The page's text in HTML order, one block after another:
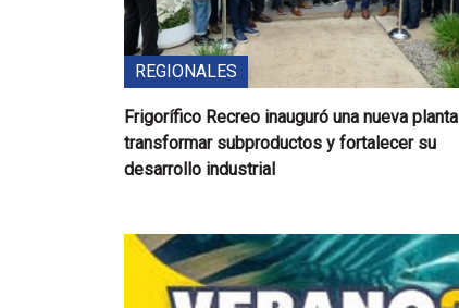
REGIONALES
Frigorífico Recreo inauguró una nueva
transformar subproductos y fortalecer su
desarrollo industrial